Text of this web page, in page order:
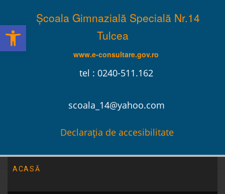
Școala Gimnazială Specială Nr.14
Tulcea
www.e-consultare.gov.ro
tel : 0240-511.162
scoala_14@yahoo.com
Declarația de accesibilitate
ACASĂ
Deschide bara de unelte